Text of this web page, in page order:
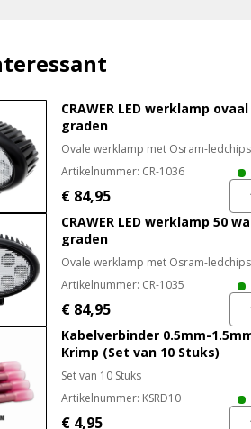
CRAWER LED werklamp
graden
Ovale werklamp met Osram-
Artikelnummer: CR-1036
€ 84,95
CRAWER LED werklamp 50
graden
Ovale werklamp met Osram-
Artikelnummer: CR-1035
€ 84,95
Kabelverbinder 0.5mm-
Krimp (Set van 10 Stuks)
Set van 10 Stuks
Artikelnummer: KSRD10
€ 4,95